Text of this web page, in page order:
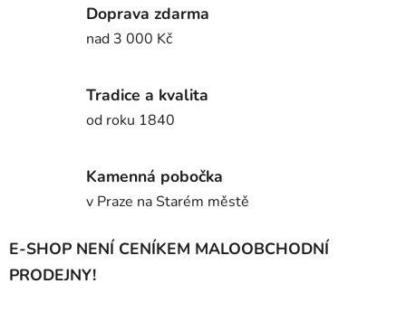
Doprava zdarma
nad 3 000 Kč
Tradice a kvalita
od roku 1840
Kamenná pobočka
v Praze na Starém městě
E-SHOP NENÍ CENÍKEM MALOOBCHODNÍ
PRODEJNY!